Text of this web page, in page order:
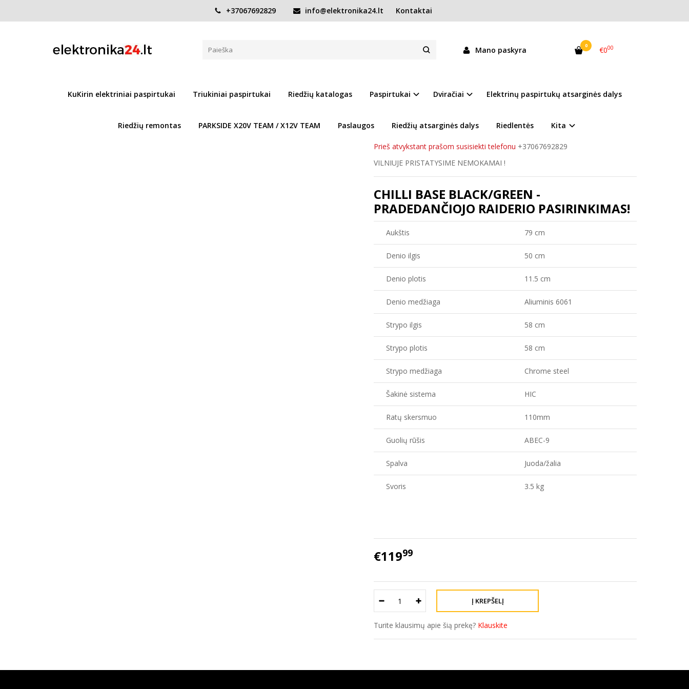
+37067692829 info@elektronika24.lt Kontaktai
Mano paskyra 0 €000
KuKirin elektriniai paspirtukai Triukiniai paspirtukai Riedžių katalogas Paspirtukai Dviračiai Elektrinų paspirtukų atsarginės dalys
Riedžių remontas PARKSIDE X20V TEAM / X12V TEAM Paslaugos Riedžių atsarginės dalys Riedlentės Kita
Pagrindinis Paspirtukai Vaikams Triukinis Paspirtukas Chilli Base Black/Green
TRIUKINIS PASPIRTUKAS CHILLI BASE BLACK/GREEN
Turimas kiekis:
Prekė sandėlyje
Prieš atvykstant prašom susisiekti telefonu +37067692829
VILNIUJE PRISTATYSIME NEMOKAMAI !
CHILLI BASE BLACK/GREEN -
PRADEDANČIOJO RAIDERIO PASIRINKIMAS!
Aukštis 79 cm
Denio ilgis 50 cm
Denio plotis 11.5 cm
Denio medžiaga Aliuminis 6061
Strypo ilgis 58 cm
Strypo plotis 58 cm
Strypo medžiaga Chrome steel
Šakinė sistema HIC
Ratų skersmuo 110mm
Guolių rūšis ABEC-9
Spalva Juoda/žalia
Svoris 3.5 kg
€11999
Turite klausimų apie šią prekę? Klauskite